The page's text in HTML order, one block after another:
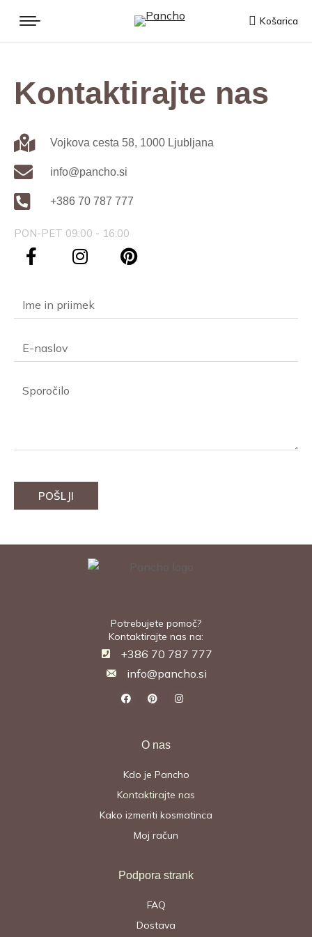
Košarica
Kontaktirajte nas
Vojkova cesta 58, 1000 Ljubljana
info@pancho.si
+386 70 787 777
PON-PET 09:00 - 16:00
POŠLJI
Potrebujete pomoč?
Kontaktirajte nas na:
+386 70 787 777
info@pancho.si
O nas
Kdo je Pancho
Kontaktirajte nas
Kako izmeriti kosmatinca
Moj račun
Podpora strank
FAQ
Dostava